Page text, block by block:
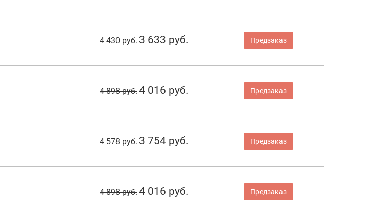
4 430 руб. 3 633 руб. Предзаказ
4 898 руб.4 016 руб. Предзаказ
4 578 руб. 3 754 руб. Предзаказ
4 898 руб.4 016 руб. Предзаказ